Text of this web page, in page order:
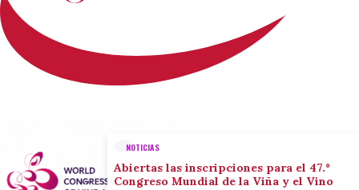
NOTICIAS
Abiertas las inscripciones para el 47.º
Congreso Mundial de la Viña y el Vino